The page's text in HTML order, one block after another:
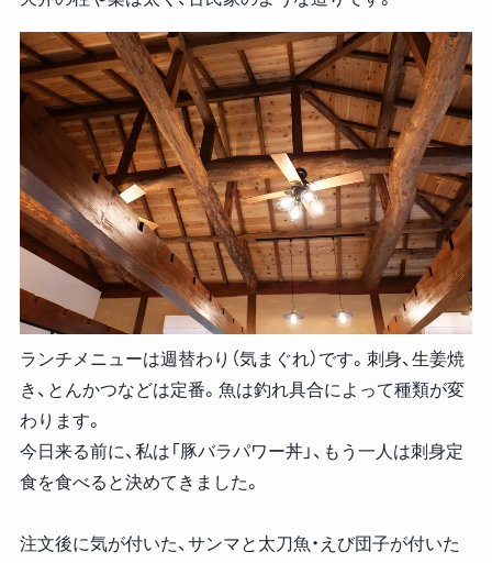
ランチメニューは週替わり（気まぐれ）です。刺身、生姜焼
き、とんかつなどは定番。魚は釣れ具合によって種類が変
わります。
今日来る前に、私は「豚バラパワー丼」、もう一人は刺身定
食を食べると決めてきました。
注文後に気が付いた、サンマと太刀魚・えび団子が付いた